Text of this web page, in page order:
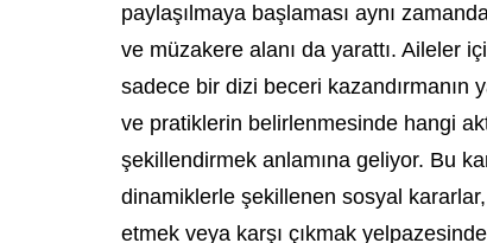
paylaşılmaya başlaması aynı
ve müzakere alanı da yarattı. Aileler
sadece bir dizi beceri kazandırmanın
ve pratiklerin belirlenmesinde hangi
şekillendirmek anlamına geliyor. Bu
dinamiklerle şekillenen sosyal
etmek veya karşı çıkmak